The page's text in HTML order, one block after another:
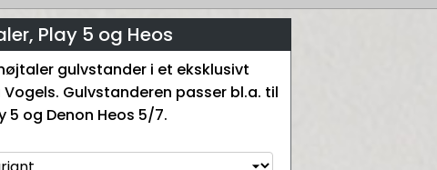
Play 5 og Heos
gulvstander i et eksklusivt
Gulvstanderen passer bl.a. til
5 og Denon Heos 5/7.